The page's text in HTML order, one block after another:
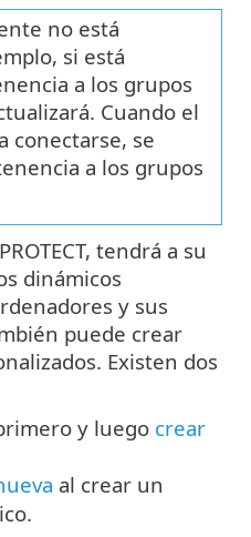
no está
si está
a los grupos
Cuando el
conectarse, se
a los grupos
tendrá a su
dinámicos
y sus
puede crear
Existen dos
y luego crear
al crear un